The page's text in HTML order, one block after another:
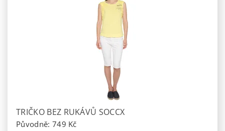
TRIČKO BEZ RUKÁVŮ SOCCX
Původně: 749 Kč